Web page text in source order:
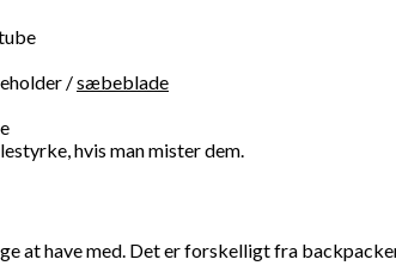
/sæbeblade
hvis man mister dem.
at have med. Det er forskelligt fra